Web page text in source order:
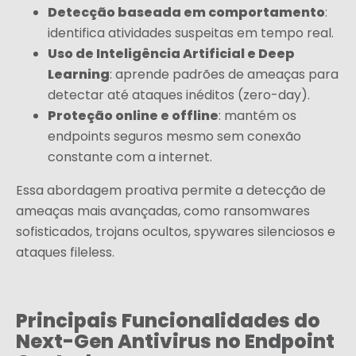
Detecção baseada em comportamento:
identifica atividades suspeitas em tempo real.
Uso de Inteligência Artificial e Deep
Learning: aprende padrões de ameaças para
detectar até ataques inéditos (zero-day).
Proteção online e offline: mantém os
endpoints seguros mesmo sem conexão
constante com a internet.
Essa abordagem proativa permite a detecção de
ameaças mais avançadas, como ransomwares
sofisticados, trojans ocultos, spywares silenciosos e
ataques fileless.
Principais Funcionalidades do
Next-Gen Antivirus no Endpoint